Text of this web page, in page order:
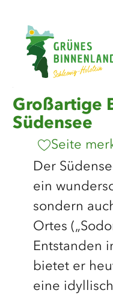
sind
hier:
Startseite
Großartige
Südensee
Seite
Der
ein
sondern
Ortes
Entstanden
bietet er
eine